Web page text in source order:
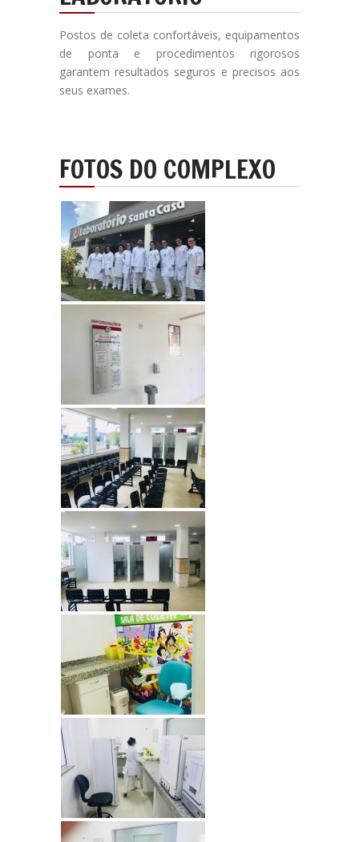
Postos de coleta confortáveis, equipamentos
de ponta e procedimentos rigorosos
garantem resultados seguros e precisos aos
seus exames.
FOTOS DO COMPLEXO